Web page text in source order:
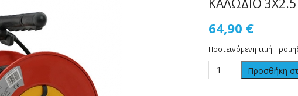
ΚΑΛΩΔΙΟ
64,90 €
Προτεινόμενη τιμή
Προσθήκη